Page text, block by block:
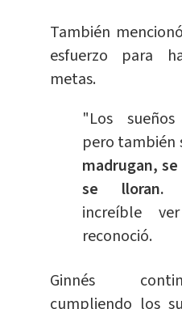
También
esfuerzo para
metas.
"Los
pero también
madrugan,
se lloran.
increíble
reconoció.
Ginnés
cumpliendo los